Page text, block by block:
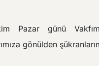
Pazar günü
gönülden